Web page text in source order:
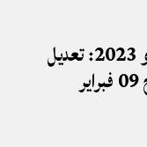
القرار رقم 1023 بتاريخ 25 يوليو 2023: تعديل
واستكمال القرار رقم 171 بتاريخ 09 فبراير